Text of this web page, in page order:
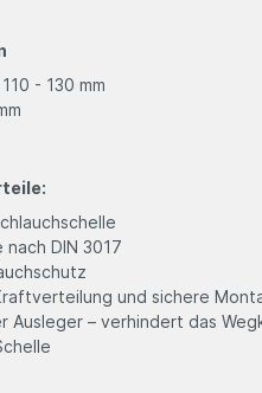
- 130 mm
DIN 3017
und sichere
Ausleger – verhindert das